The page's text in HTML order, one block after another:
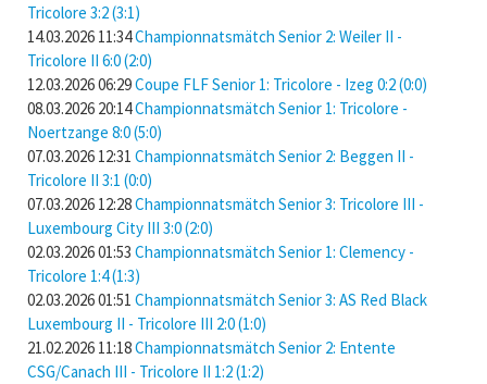
Tricolore 3:2 (3:1)
14.03.2026 11:34Championnatsmätch Senior 2: Weiler II -
Tricolore II 6:0 (2:0)
12.03.2026 06:29Coupe FLF Senior 1: Tricolore - Izeg 0:2 (0:0)
08.03.2026 20:14Championnatsmätch Senior 1: Tricolore -
Noertzange 8:0 (5:0)
07.03.2026 12:31 Championnatsmätch Senior 2: Beggen II -
Tricolore II 3:1 (0:0)
07.03.2026 12:28Championnatsmätch Senior 3: Tricolore III -
Luxembourg City III 3:0 (2:0)
02.03.2026 01:53 Championnatsmätch Senior 1: Clemency -
Tricolore 1:4 (1:3)
02.03.2026 01:51 Championnatsmätch Senior 3: AS Red Black
Luxembourg II - Tricolore III 2:0 (1:0)
21.02.2026 11:18Championnatsmätch Senior 2: Entente
CSG/Canach III - Tricolore II 1:2 (1:2)